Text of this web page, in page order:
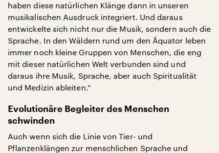
haben diese natürlichen Klänge dann in unseren
musikalischen Ausdruck integriert. Und daraus
entwickelte sich nicht nur die Musik, sondern auch die
Sprache. In den Wäldern rund um den Äquator leben
immer noch kleine Gruppen von Menschen, die eng
mit dieser natürlichen Welt verbunden sind und
daraus ihre Musik, Sprache, aber auch Spiritualität
und Medizin ableiten.“
Evolutionäre Begleiter des Menschen
schwinden
Auch wenn sich die Linie von Tier- und
Pflanzenklängen zur menschlichen Sprache und